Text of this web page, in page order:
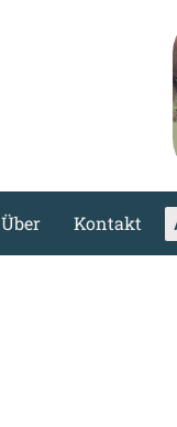
Über Kontakt